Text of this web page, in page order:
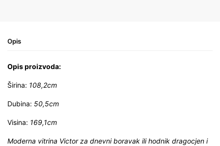
Opis
Opis proizvoda:
Širina: 108,2cm
Dubina: 50,5cm
Visina: 169,1cm
Moderna vitrina Victor za dnevni boravak ili hodnik dragocjen i